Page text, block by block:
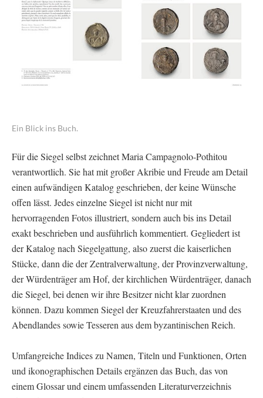
Ein Blick ins Buch.
Für die Siegel selbst zeichnet Maria Campagnolo-Pothitou
verantwortlich. Sie hat mit großer Akribie und Freude am Detail
einen aufwändigen Katalog geschrieben, der keine Wünsche
offen lässt. Jedes einzelne Siegel ist nicht nur mit
hervorragenden Fotos illustriert, sondern auch bis ins Detail
exakt beschrieben und ausführlich kommentiert. Gegliedert ist
der Katalog nach Siegelgattung, also zuerst die kaiserlichen
Stücke, dann die der Zentralverwaltung, der Provinzverwaltung,
der Würdenträger am Hof, der kirchlichen Würdenträger, danach
die Siegel, bei denen wir ihre Besitzer nicht klar zuordnen
können. Dazu kommen Siegel der Kreuzfahrerstaaten und des
Abendlandes sowie Tesseren aus dem byzantinischen Reich.
Umfangreiche Indices zu Namen, Titeln und Funktionen, Orten
und ikonographischen Details ergänzen das Buch, das von
einem Glossar und einem umfassenden Literaturverzeichnis